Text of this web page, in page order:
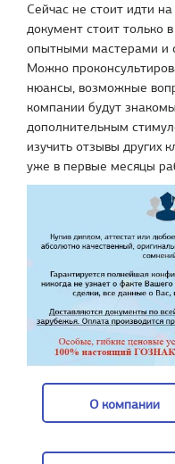
Сейчас не стоит идти
документ стоит только
опытными мастерами и
Можно
нюансы, возможные
компании будут
дополнительным
изучить отзывы других
уже в первые месяцы
О компании